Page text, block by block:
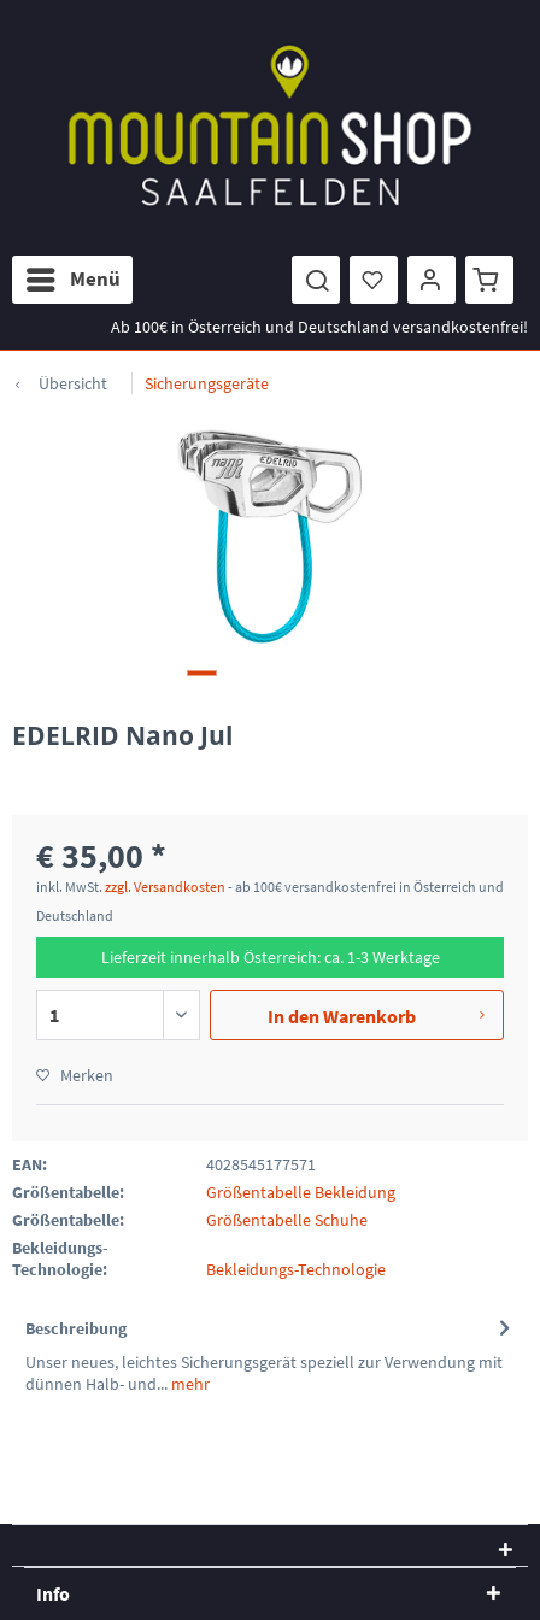
Menü
Ab 100€ in Österreich und Deutschland versandkostenfrei!
Übersicht Sicherungsgeräte
EDELRID Nano Jul
€ 35,00 *
inkl. MwSt. zzgl. Versandkosten - ab 100€ versandkostenfrei in Österreich und
Deutschland
Lieferzeit innerhalb Österreich: ca. 1-3 Werktage
In denWarenkorb
Merken
EAN:
4028545177571
Größentabelle:
Größentabelle Bekleidung
Größentabelle:
Größentabelle Schuhe
Bekleidungs-
Technologie:
Bekleidungs-Technologie
Beschreibung
Unser neues, leichtes Sicherungsgerät speziell zur Verwendung mit
dünnen Halb- und... mehr
Info